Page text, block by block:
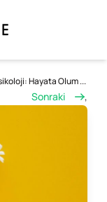
Hayata Olum ...
Sonraki ,